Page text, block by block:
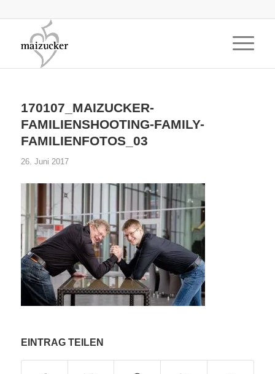
170107_MAIZUCKER-
FAMILIENSHOOTING-FAMILY-
FAMILIENFOTOS_03
26. Juni 2017
EINTRAG TEILEN